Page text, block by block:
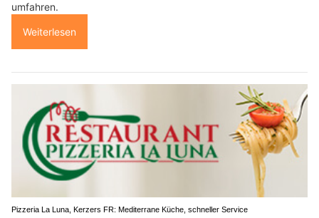
umfahren.
Weiterlesen
Pizzeria La Luna, Kerzers FR: Mediterrane Küche, schneller Service